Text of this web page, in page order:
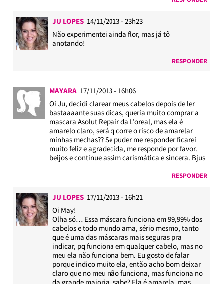
JU LOPES 14/11/2013 - 23h23
Não experimentei ainda flor, mas já tô
anotando!
RESPONDER
MAYARA 17/11/2013 - 16h06
Oi Ju, decidi clarear meus cabelos depois de ler
bastaaaante suas dicas, queria muito comprar a
mascara Asolut Repair da L’oreal, mas ela é
amarelo claro, será q corre o risco de amarelar
minhas mechas?? Se puder me responder ficarei
muito feliz e agradecida, me responde por favor.
beijos e continue assim carismática e sincera. Bjus
RESPONDER
JU LOPES 17/11/2013 - 16h21
Oi May!
Olha só… Essa máscara funciona em 99,99% dos
cabelos e todo mundo ama, sério mesmo, tanto
que é uma das máscaras mais seguras pra
indicar, pq funciona em qualquer cabelo, mas no
meu ela não funciona bem. Eu gosto de falar
porque indico muito ela, então acho bom deixar
claro que no meu não funciona, mas funciona no
da grande maioria, sabe? Ela é amarela, mas